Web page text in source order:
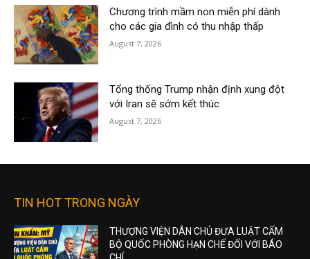
Chương trình mầm non miễn phí dành
cho các gia đình có thu nhập thấp
August 7, 2026
Tổng thống Trump nhận định xung đột
với Iran sẽ sớm kết thúc
August 7, 2026
TIN HOT TRONG NGÀY
THƯỢNG VIỆN DÂN CHỦ ĐƯA LUẬT CẤM
BỘ QUỐC PHÒNG HẠN CHẾ ĐỐI VỚI BÁO